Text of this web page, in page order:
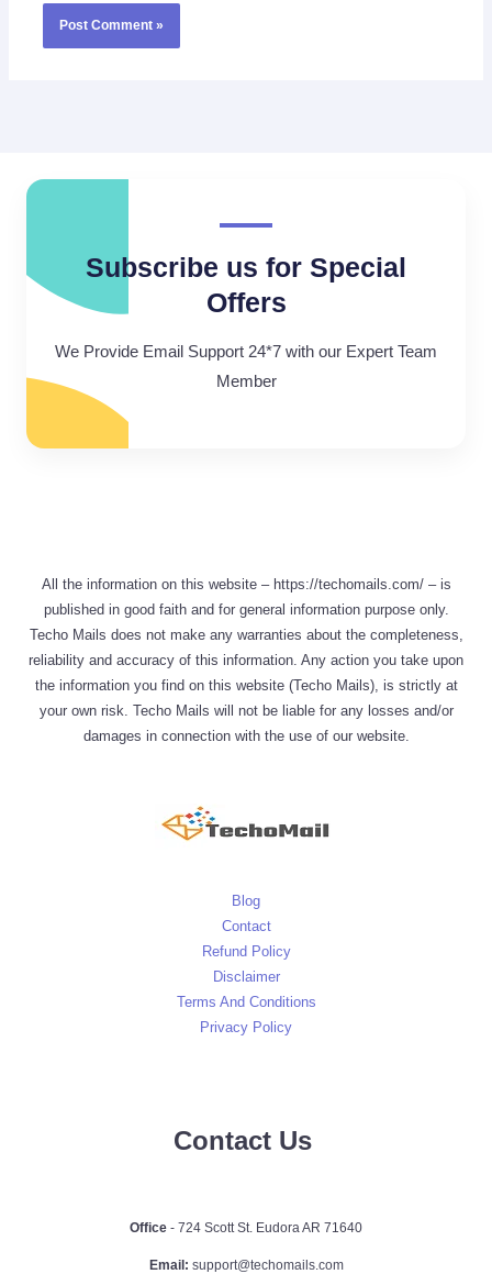
Subscribe us for Special
Offers
We Provide Email Support 24*7 with our Expert Team
Member
All the information on this website – https://techomails.com/ – is
published in good faith and for general information purpose only.
Techo Mails does not make any warranties about the completeness,
reliability and accuracy of this information. Any action you take upon
the information you find on this website (Techo Mails), is strictly at
your own risk. Techo Mails will not be liable for any losses and/or
damages in connection with the use of our website.
Blog
Contact
Refund Policy
Disclaimer
Terms And Conditions
Privacy Policy
Contact Us
Office - 724 Scott St. Eudora AR 71640
Email: support@techomails.com